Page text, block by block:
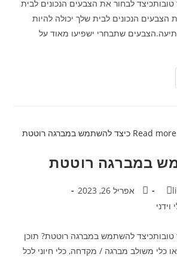
לבחור את הצבעים הנכונים לבית
הצבעים הנכונים לבית שלך יכולה להיות
שתבחרי ישפיעו מאוד על
במברגה רוטטת
אפריל 26, 2023
להשתמש במברגה רוטטת? תוכן
כלי משולב מברגה / מקדחה, כלי חיוני לכל